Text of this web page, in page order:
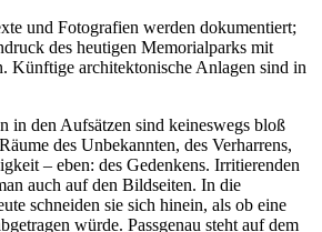
und Fotografien werden dokumentiert;
des heutigen Memorialparks mit
Künftige architektonische Anlagen sind in
in den Aufsätzen sind keineswegs bloß
des Unbekannten, des Verharrens,
– eben: des Gedenkens. Irritierenden
auch auf den Bildseiten. In die
schneiden sie sich hinein, als ob eine
würde. Passgenau steht auf dem